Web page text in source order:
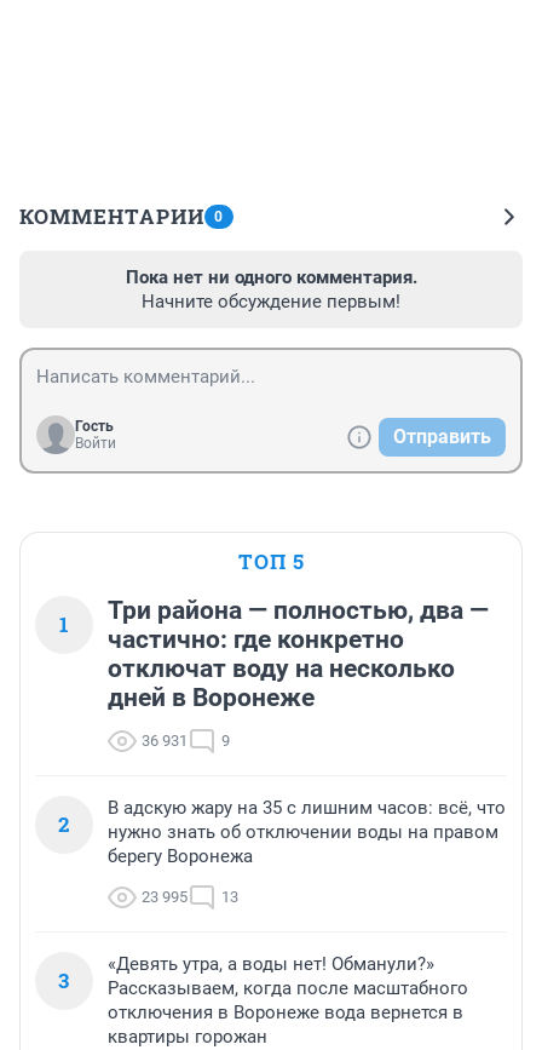
КОММЕНТАРИИ 0
Пока нет ни одного комментария.
Начните обсуждение первым!
Гость
Войти
Отправить
ТОП 5
1
Три района — полностью, два —
частично: где конкретно
отключат воду на несколько
дней в Воронеже
36 931 9
2
В адскую жару на 35 с лишним часов: всё, что
нужно знать об отключении воды на правом
берегу Воронежа
23 995 13
3
«Девять утра, а воды нет! Обманули?»
Рассказываем, когда после масштабного
отключения в Воронеже вода вернется в
квартиры горожан